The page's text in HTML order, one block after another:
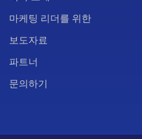
마케팅 리더를 위한
보도자료
파트너
문의하기